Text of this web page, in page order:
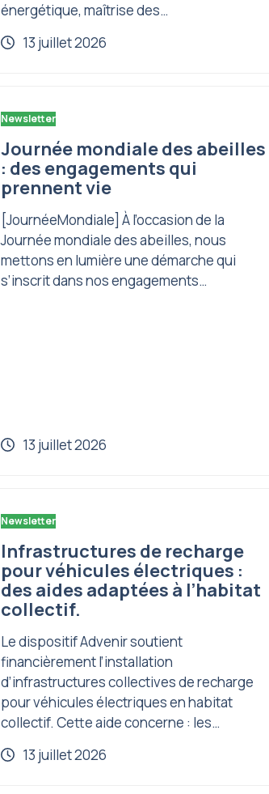
énergétique, maîtrise des…
13 juillet 2026
Newsletter
Journée mondiale des abeilles
: des engagements qui
prennent vie
[JournéeMondiale] À l’occasion de la
Journée mondiale des abeilles, nous
mettons en lumière une démarche qui
s’inscrit dans nos engagements…
13 juillet 2026
Newsletter
Infrastructures de recharge
pour véhicules électriques :
des aides adaptées à l’habitat
collectif.
Le dispositif Advenir soutient
financièrement l’installation
d’infrastructures collectives de recharge
pour véhicules électriques en habitat
collectif. Cette aide concerne : les…
13 juillet 2026